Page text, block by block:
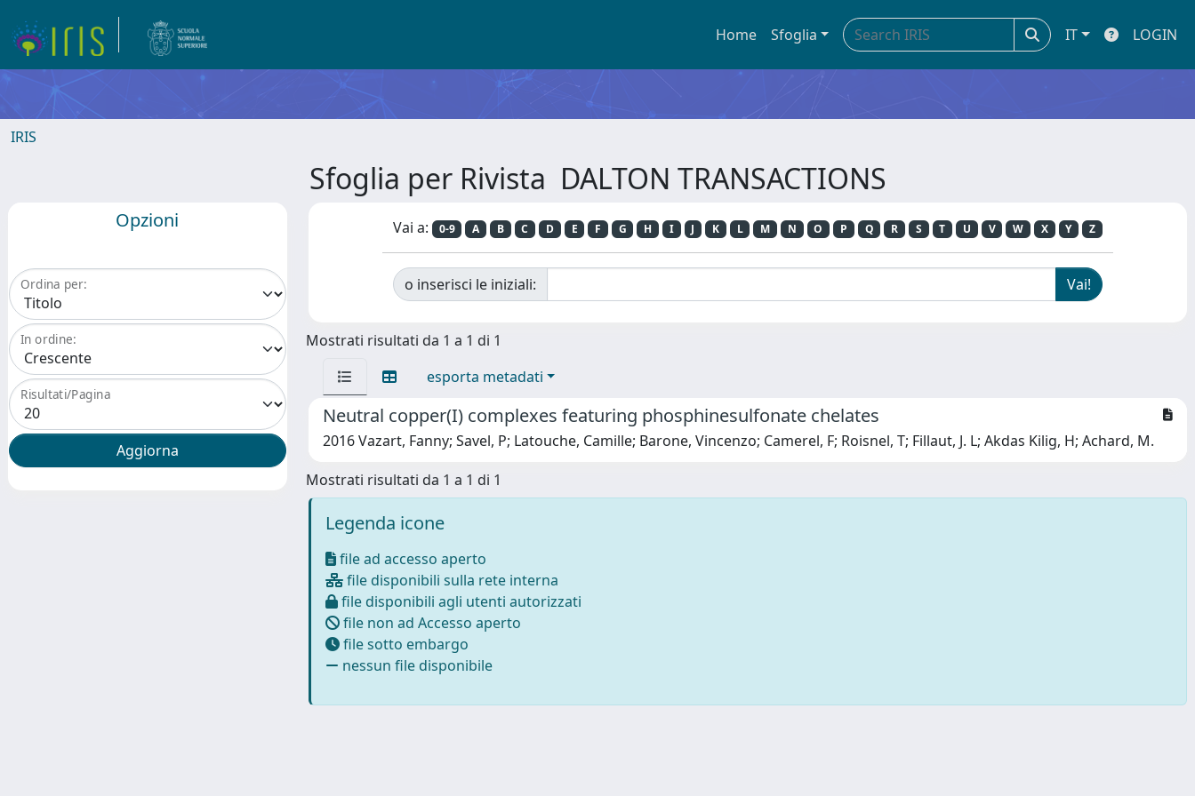
Home Sfoglia IT LOGIN
IRIS
Sfoglia per Rivista DALTON TRANSACTIONS
Opzioni
Ordina per:
In ordine:
Risultati/Pagina
Vai a: 0-9 A B C D E F G H I J K L M N O P Q R S T U V W X Y Z
o inserisci le iniziali:
Mostrati risultati da 1 a 1 di 1
esporta metadati
Neutral copper(I) complexes featuring phosphinesulfonate chelates
2016 Vazart, Fanny; Savel, P; Latouche, Camille; Barone, Vincenzo; Camerel, F; Roisnel, T; Fillaut, J. L; Akdas Kilig, H; Achard, M.
Mostrati risultati da 1 a 1 di 1
Legenda icone
file ad accesso aperto
file disponibili sulla rete interna
file disponibili agli utenti autorizzati
file non ad Accesso aperto
file sotto embargo
nessun file disponibile